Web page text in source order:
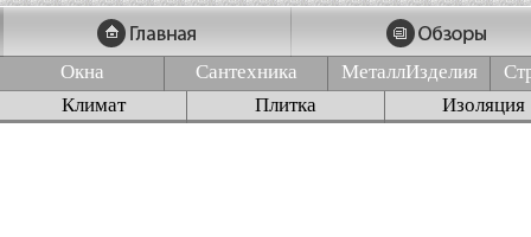
Окна Сантехника МеталлИзделия
Климат
Плитка Изоляция